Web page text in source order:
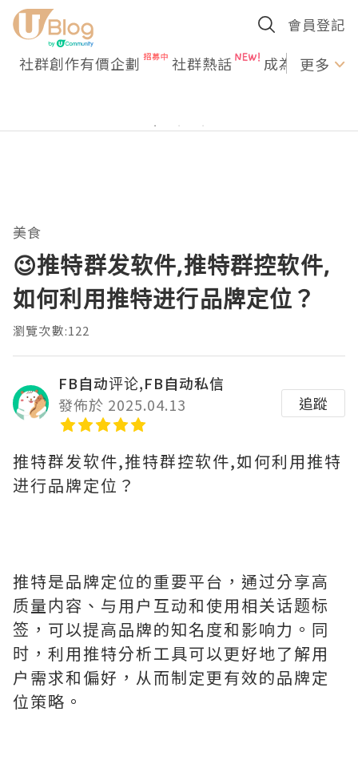
會員登記
社群創作有價企劃 社群熱話 成為U更多
美食
😉推特群发软件,推特群控软件,
如何利用推特进行品牌定位？
瀏覽次數:122
FB自动评论,FB自动私信
發佈於 2025.04.13
追蹤
推特群发软件,推特群控软件,如何利用推特
进行品牌定位？
推特是品牌定位的重要平台，通过分享高
质量内容、与用户互动和使用相关话题标
签，可以提高品牌的知名度和影响力。同
时，利用推特分析工具可以更好地了解用
户需求和偏好，从而制定更有效的品牌定
位策略。